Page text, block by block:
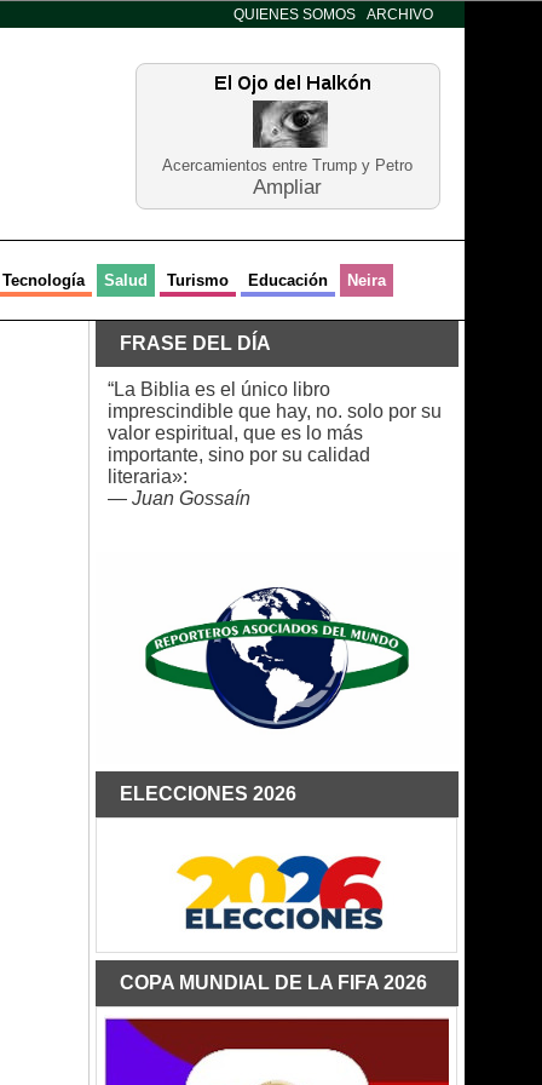
QUIENES SOMOS ARCHIVO
Acercamientos entre Trump y Petro
Ampliar
Tecnología Salud Turismo Educación Neira
FRASE DEL DÍA
“La Biblia es el único libro
imprescindible que hay, no. solo por su
valor espiritual, que es lo más
importante, sino por su calidad
literaria»:
— Juan Gossaín
ELECCIONES 2026
COPA MUNDIAL DE LA FIFA 2026